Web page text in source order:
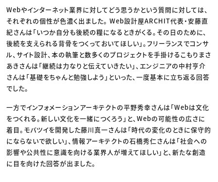
Webやインターネット業界に対してどう思うかという質問に対しては、
それぞれの個性が色濃く出ました。 Web設計屋ARCHIT代表・安藤直
紀さんは「いつか自分も後続の糧になるときがくる。その日のために、
後続を支えられる背骨をつくっておいてほしい」。フリーランスでコンサ
ル、サイト設計、本の執筆と数多くのプロジェクトを手掛けるこもりまさ
あきさんは「継続は力なりと伝えていきたい」、エンジニアの中村亨介
さんは「基礎をちゃんと勉強しよう」といった、一度基本に立ち返る回答
でした。
一方でインフォメーションアーキテクトの平野秀幸さんは「Webは文化
をつくれる。新しい文化を一緒につくろう」と、Webの可能性の広さに
着目。モバツイを開発した藤川真一さんは「時代の変化のときに保守的
にならないで欲しい」、情報アーキテクトの石橋秀仁さんは「社会への
影響や公共性に意識を向ける業界人が増えてほしい」と、新たな創造
に目を向けた回答が出ました。